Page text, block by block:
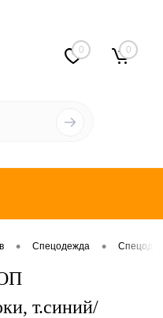
0 0
• Спецодежда •
т.синий/